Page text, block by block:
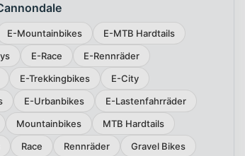
E-Mountainbikes
E-MTB Hardtails
E-Race
E-Rennräder
E-Trekkingbikes
E-City
E-Urbanbikes
E-Lastenfahrräder
Mountainbikes
MTB Hardtails
Race Rennräder
Gravel Bikes